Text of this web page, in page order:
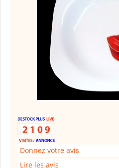
Donnez votre avis
Lire les avis